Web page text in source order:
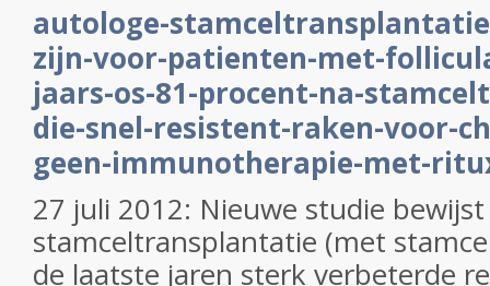
autologe-
zijn-voor-patienten-met-
jaars-os-81-procent-na-
die-snel-resistent-raken-voor-
geen-immunotherapie-met-
27 juli 2012: Nieuwe studie
stamceltransplantatie (met
de laatste jaren sterk verbeterde